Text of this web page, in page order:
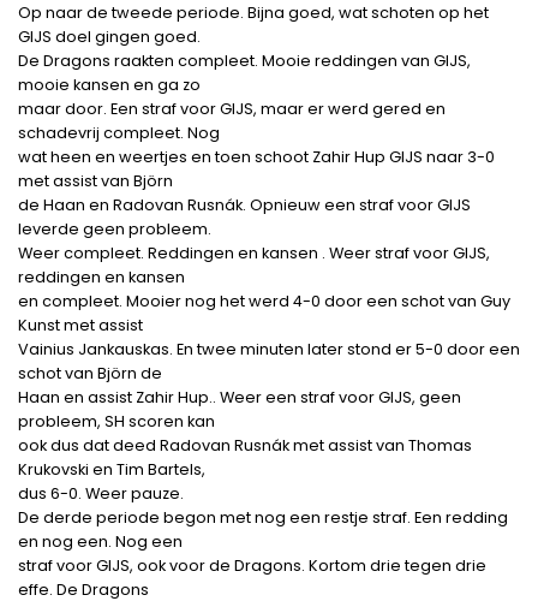
Op naar de tweede periode. Bijna goed, wat schoten op het
GIJS doel gingen goed.
De Dragons raakten compleet. Mooie reddingen van GIJS,
mooie kansen en ga zo
maar door. Een straf voor GIJS, maar er werd gered en
schadevrij compleet. Nog
wat heen en weertjes en toen schoot Zahir Hup GIJS naar 3-0
met assist van Björn
de Haan en Radovan Rusnák. Opnieuw een straf voor GIJS
leverde geen probleem.
Weer compleet. Reddingen en kansen . Weer straf voor GIJS,
reddingen en kansen
en compleet. Mooier nog het werd 4-0 door een schot van Guy
Kunst met assist
Vainius Jankauskas. En twee minuten later stond er 5-0 door een
schot van Björn de
Haan en assist Zahir Hup.. Weer een straf voor GIJS, geen
probleem, SH scoren kan
ook dus dat deed Radovan Rusnák met assist van Thomas
Krukovski en Tim Bartels,
dus 6-0. Weer pauze.
De derde periode begon met nog een restje straf. Een redding
en nog een. Nog een
straf voor GIJS, ook voor de Dragons. Kortom drie tegen drie
effe. De Dragons